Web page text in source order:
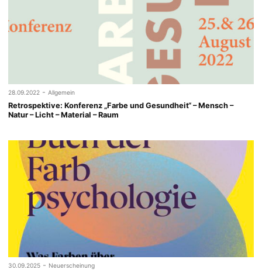
28.09.2022 - Allgemein
Retrospektive: Konferenz „Farbe und Gesundheit“ – Mensch –
Natur – Licht – Material – Raum
30.09.2025 - Neuerscheinung